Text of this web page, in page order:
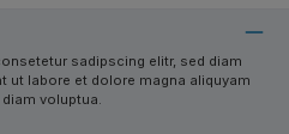
sadipscing elitr, sed diam
ut labore et dolore magna aliquyam
voluptua.